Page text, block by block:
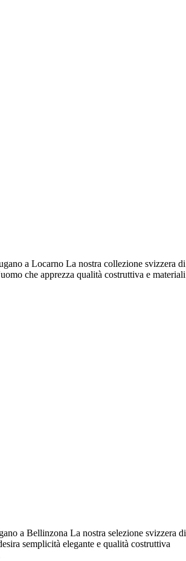
a Locarno La nostra collezione svizzera di
che apprezza qualità costruttiva e materiali
a Bellinzona La nostra selezione svizzera di
semplicità elegante e qualità costruttiva